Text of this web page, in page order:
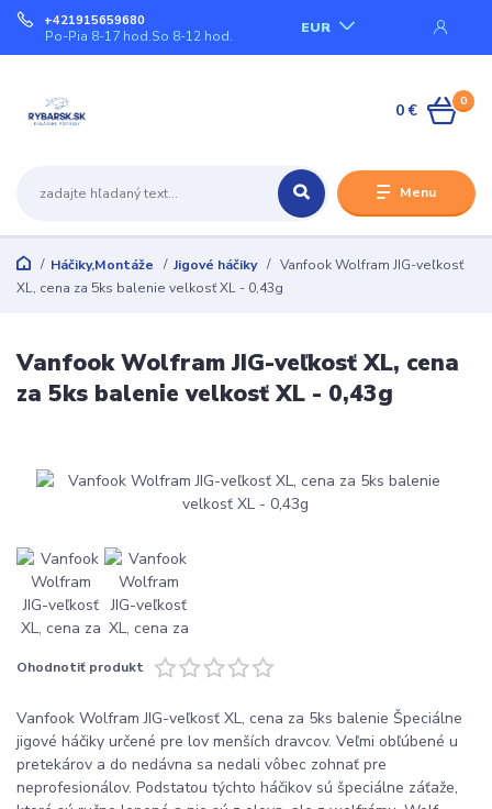
Menu
EUR
+421915659680
Po-Pia 8-17 hod.So 8-12 hod.
0
0 €
Háčiky,Montáže Jigové háčiky
Vanfook Wolfram JIG-veľkosť
XL, cena za 5ks balenie velkosť XL - 0,43g
Vanfook Wolfram JIG-veľkosť XL, cena
za 5ks balenie velkosť XL - 0,43g
Ohodnotiť produkt
Vanfook Wolfram JIG-veľkosť XL, cena za 5ks balenie Špeciálne
jigové háčiky určené pre lov menších dravcov. Veľmi obľúbené u
pretekárov a do nedávna sa nedali vôbec zohnať pre
neprofesionálov. Podstatou týchto háčikov sú špeciálne záťaže,